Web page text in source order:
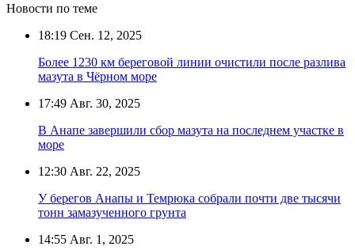
Новости по теме
18:19 Сен. 12, 2025
Более 1230 км береговой линии очистили после разлива
мазута в Чёрном море
17:49 Авг. 30, 2025
В Анапе завершили сбор мазута на последнем участке в
море
12:30 Авг. 22, 2025
У берегов Анапы и Темрюка собрали почти две тысячи
тонн замазученного грунта
14:55 Авг. 1, 2025